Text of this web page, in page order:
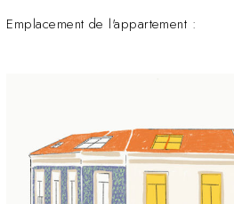
Emplacement de l'appartement :